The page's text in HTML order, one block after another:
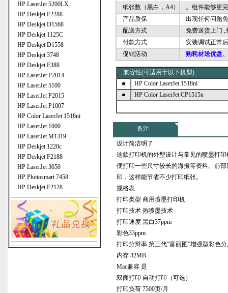
HP LaserJet 5200LX
HP Deskjet F2288
HP Deskjet D1568
HP Deskjet 1125C
HP Deskjet D1558
HP Deskjet 3748
HP Deskjet F388
HP LaserJet P2014
HP LaserJet 5100
HP LaserJet P2015
HP LaserJet P1007
HP Color LaserJet 1518ni
HP LaserJet 1000
HP LaserJet M1319
HP Deskjet 1220c
HP Deskjet F2188
HP LaserJet 3050
HP Photosmart 7458
HP Deskjet F2128
纸张数（黑白，A4）
。组件能够更
产品质保
出现任何问题
配送方式
免费送货上门 ,
付款方式
安装调试正常
促销活动
购耗材送优盘
兼容性(可适用于以下机型)
HP Color LaserJet 1518ni
HP Color LaserJet CP1515n
备注
设计简洁明了
这款打印机的外型设计与常见的喷墨打
便打印一些尺寸较长的海报等资料。前
印，这样能节省不少打印纸张。
规格表
打印类型 商用喷墨打印机
打印技术 热喷墨技术
打印速度 黑白37ppm
彩色33ppm
打印分辩率 第三代“富丽图”增强型彩色分
内存 32MB
Mac兼容 是
双面打印 自动打印（可选）
打印负荷 7500页/月